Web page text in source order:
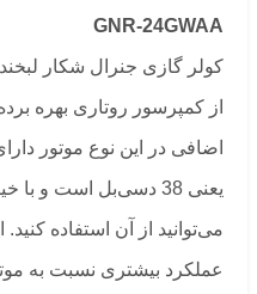
GNR-24GWAA
از کمپرسور روتاری بهره
اضافی در این نوع موتور
یعنی 38 دسی‌بل است و
می‌توانید از آن استفاده
عملکرد بیشتری نسبت به